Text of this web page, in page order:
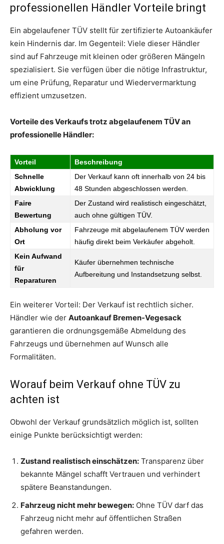
professionellen Händler Vorteile bringt
Ein abgelaufener TÜV stellt für zertifizierte Autoankäufer
kein Hindernis dar. Im Gegenteil: Viele dieser Händler
sind auf Fahrzeuge mit kleinen oder größeren Mängeln
spezialisiert. Sie verfügen über die nötige Infrastruktur,
um eine Prüfung, Reparatur und Wiedervermarktung
effizient umzusetzen.
Vorteile des Verkaufs trotz abgelaufenem TÜV an
professionelle Händler:
Vorteil
Beschreibung
Schnelle
Abwicklung
Der Verkauf kann oft innerhalb von 24 bis
48 Stunden abgeschlossen werden.
Faire
Bewertung
Der Zustand wird realistisch eingeschätzt,
auch ohne gültigen TÜV.
Abholung vor
Ort
Fahrzeuge mit abgelaufenem TÜV werden
häufig direkt beim Verkäufer abgeholt.
Kein Aufwand
für
Reparaturen
Käufer übernehmen technische
Aufbereitung und Instandsetzung selbst.
Ein weiterer Vorteil: Der Verkauf ist rechtlich sicher.
Händler wie der Autoankauf Bremen-Vegesack
garantieren die ordnungsgemäße Abmeldung des
Fahrzeugs und übernehmen auf Wunsch alle
Formalitäten.
Worauf beim Verkauf ohne TÜV zu
achten ist
Obwohl der Verkauf grundsätzlich möglich ist, sollten
einige Punkte berücksichtigt werden:
Zustand realistisch einschätzen: Transparenz über
bekannte Mängel schafft Vertrauen und verhindert
spätere Beanstandungen.
Fahrzeug nicht mehr bewegen: Ohne TÜV darf das
Fahrzeug nicht mehr auf öffentlichen Straßen
gefahren werden.